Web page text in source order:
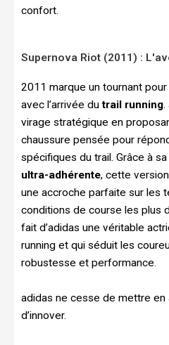
confort.
Supernova Riot (2011) :
2011 marque un tournant
avec l’arrivée dutrail running.
virage stratégique en
chaussure pensée pour
spécifiques du trail. Grâce à sa
ultra-adhérente, cette
une accroche parfaite sur les
conditions de course les plus
fait d’adidas une véritable
running et qui séduit les
robustesse et performance.
adidas ne cesse de mettre en
d’innover.